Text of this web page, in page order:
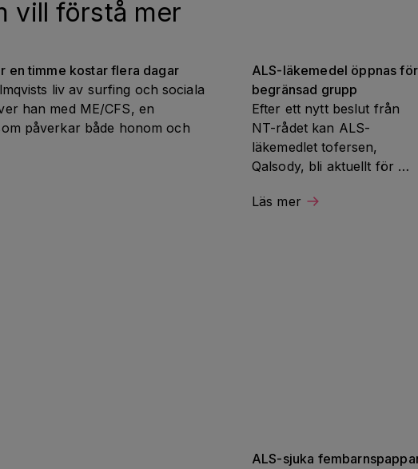
vill förstå mer
en timme kostar flera dagar
liv av surfing och sociala
han med ME/CFS, en
påverkar både honom och
ALS-läkemedel öppnas för
begränsad grupp
Efter ett nytt beslut från
NT-rådet kan ALS-
läkemedlet tofersen,
Qalsody, bli aktuellt för
Beskedet är ett viktigt steg
Läs mer
ALS-sjuka